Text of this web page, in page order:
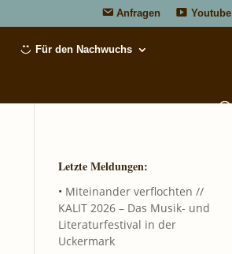
Anfragen Youtube
Für den Nachwuchs
Letzte Meldungen:
• Miteinander verflochten //
KALIT 2026 – Das Musik- und
Literaturfestival in der
Uckermark